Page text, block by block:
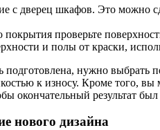
с дверец шкафов. Это можно
покрытия проверьте
и полы от краски,
подготовлена, нужно
к износу. Кроме того,
окончательный результат
нового дизайна